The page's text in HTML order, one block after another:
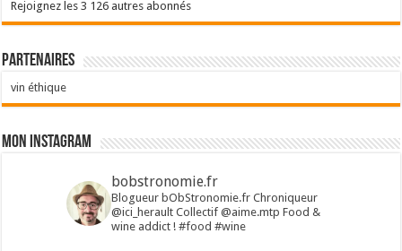
Rejoignez les 3 126 autres abonnés
Partenaires
vin éthique
Mon Instagram
bobstronomie.fr
Blogueur bObStronomie.fr Chroniqueur
@ici_heraultCollectif @aime.mtp Food &
wine addict !#food #wine